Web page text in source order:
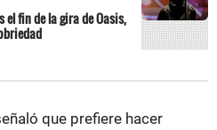
el fin de la gira de Oasis,
que prefiere hacer